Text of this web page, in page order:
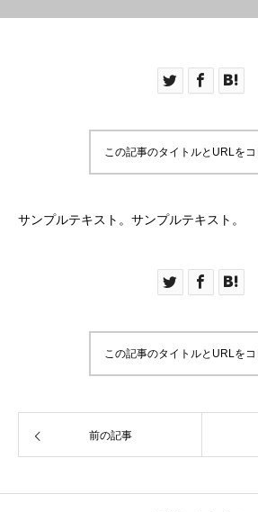
この記事のタイトルとURLを
サンプルテキスト。サンプルテキスト。
この記事のタイトルとURLを
前の記事